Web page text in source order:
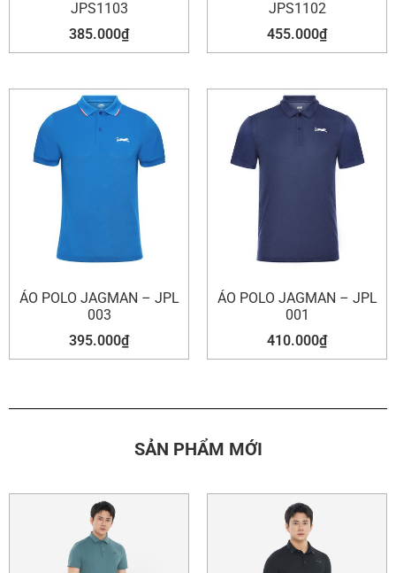
JPS1103
385.000₫
JPS1102
455.000₫
ÁO POLO JAGMAN – JPL
003
395.000₫
ÁO POLO JAGMAN – JPL
001
410.000₫
SẢN PHẨM MỚI